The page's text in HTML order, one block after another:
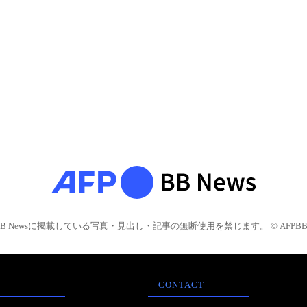
Newsに掲載している写真・見出し・記事の無断使用を禁じます。 © AFPBB
CONTACT